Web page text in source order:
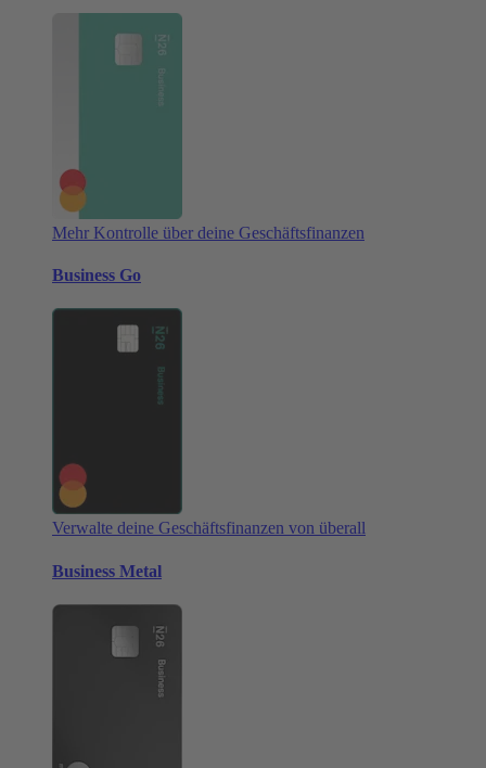
Mehr Kontrolle über deine Geschäftsfinanzen
Business Go
Verwalte deine Geschäftsfinanzen von überall
Business Metal